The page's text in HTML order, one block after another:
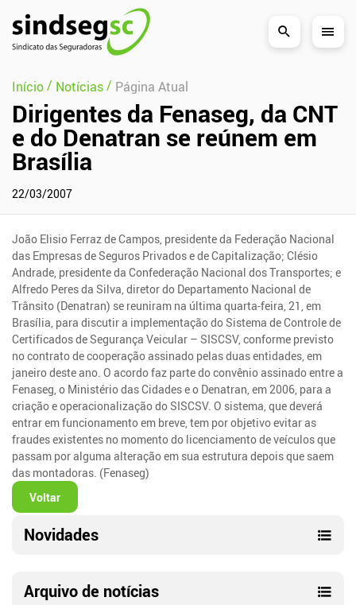
Pular Navegação (s)
Início/ Notícias/ Página Atual
Dirigentes da Fenaseg, da CNT
e do Denatran se reúnem em
Brasília
22/03/2007
João Elisio Ferraz de Campos, presidente da Federação Nacional
das Empresas de Seguros Privados e de Capitalização; Clésio
Andrade, presidente da Confederação Nacional dos Transportes; e
Alfredo Peres da Silva, diretor do Departamento Nacional de
Trânsito (Denatran) se reuniram na última quarta-feira, 21, em
Brasília, para discutir a implementação do Sistema de Controle de
Certificados de Segurança Veicular – SISCSV, conforme previsto
no contrato de cooperação assinado pelas duas entidades, em
janeiro deste ano. O acordo faz parte do convênio assinado entre a
Fenaseg, o Ministério das Cidades e o Denatran, em 2006, para a
criação e operacionalização do SISCSV. O sistema, que deverá
entrar em funcionamento em breve, tem por objetivo evitar as
fraudes existentes no momento do licenciamento de veículos que
passam por alguma alteração em sua estrutura depois que saem
das montadoras. (Fenaseg)
Voltar
Novidades
Arquivo de notícias